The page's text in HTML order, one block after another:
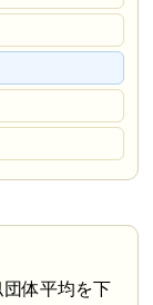
体平均を下